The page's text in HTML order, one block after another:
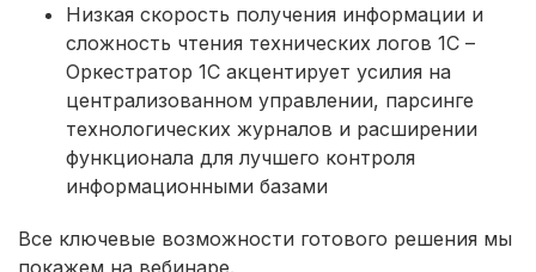
Низкая скорость получения информации и
сложность чтения технических логов 1С –
Оркестратор 1С акцентирует усилия на
централизованном управлении, парсинге
технологических журналов и расширении
функционала для лучшего контроля
информационными базами
Все ключевые возможности готового решения мы
покажем на вебинаре.